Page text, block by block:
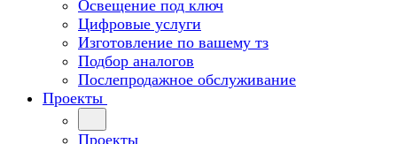
Освещение под ключ
Цифровые услуги
Изготовление по вашему тз
Подбор аналогов
Послепродажное обслуживание
Проекты
Проекты